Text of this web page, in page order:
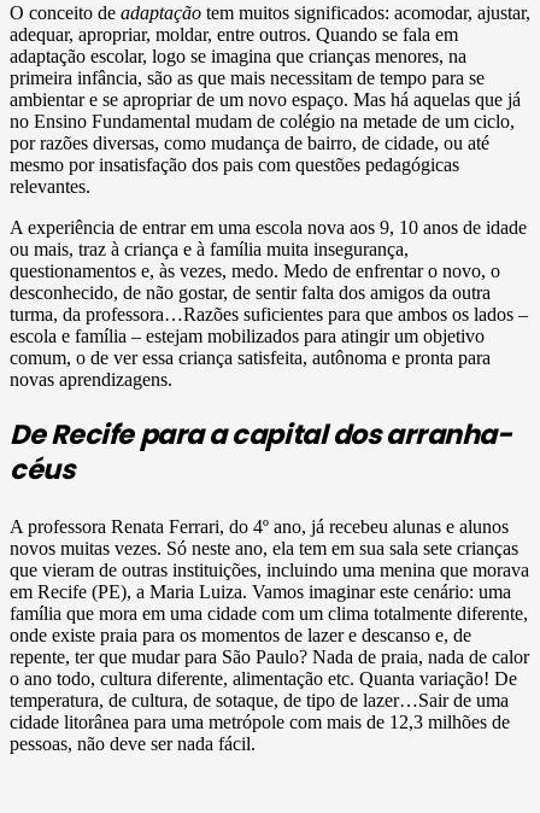
O conceito de adaptação tem muitos significados: acomodar, ajustar,
adequar, apropriar, moldar, entre outros. Quando se fala em
adaptação escolar, logo se imagina que crianças menores, na
primeira infância, são as que mais necessitam de tempo para se
ambientar e se apropriar de um novo espaço. Mas há aquelas que já
no Ensino Fundamental mudam de colégio na metade de um ciclo,
por razões diversas, como mudança de bairro, de cidade, ou até
mesmo por insatisfação dos pais com questões pedagógicas
relevantes.
A experiência de entrar em uma escola nova aos 9, 10 anos de idade
ou mais, traz à criança e à família muita insegurança,
questionamentos e, às vezes, medo. Medo de enfrentar o novo, o
desconhecido, de não gostar, de sentir falta dos amigos da outra
turma, da professora…Razões suficientes para que ambos os lados –
escola e família – estejam mobilizados para atingir um objetivo
comum, o de ver essa criança satisfeita, autônoma e pronta para
novas aprendizagens.
De Recife para a capital dos arranha-
céus
A professora Renata Ferrari, do 4º ano, já recebeu alunas e alunos
novos muitas vezes. Só neste ano, ela tem em sua sala sete crianças
que vieram de outras instituições, incluindo uma menina que morava
em Recife (PE), a Maria Luiza. Vamos imaginar este cenário: uma
família que mora em uma cidade com um clima totalmente diferente,
onde existe praia para os momentos de lazer e descanso e, de
repente, ter que mudar para São Paulo? Nada de praia, nada de calor
o ano todo, cultura diferente, alimentação etc. Quanta variação! De
temperatura, de cultura, de sotaque, de tipo de lazer…Sair de uma
cidade litorânea para uma metrópole com mais de 12,3 milhões de
pessoas, não deve ser nada fácil.